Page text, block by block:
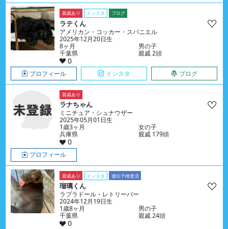
親戚あり インスタ ブログ
ラテくん
アメリカン・コッカー・スパニエル
2025年12月20日生
8ヶ月
男の子
千葉県
親戚 2頭
0
プロフィール インスタ ブログ
親戚あり
ラナちゃん
ミニチュア・シュナウザー
2025年05月01日生
1歳3ヶ月
女の子
兵庫県
親戚 179頭
0
プロフィール
親戚あり インスタ 遺伝子検査済
瑠璃くん
ラブラドール・レトリーバー
2024年12月19日生
1歳8ヶ月
男の子
千葉県
親戚 24頭
0